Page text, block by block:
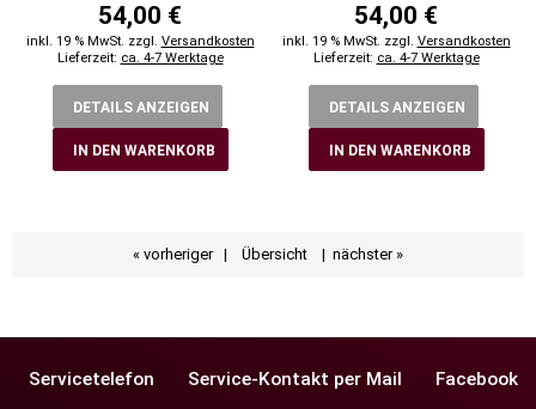
54,00 €
inkl. 19 % MwSt. zzgl. Versandkosten
Lieferzeit: ca. 4-7 Werktage
DETAILS ANZEIGEN
IN DEN WARENKORB
54,00 €
inkl. 19 % MwSt. zzgl. Versandkosten
Lieferzeit: ca. 4-7 Werktage
DETAILS ANZEIGEN
IN DEN WARENKORB
« vorheriger| Übersicht | nächster »
Servicetelefon Service-Kontakt per Mail Facebook